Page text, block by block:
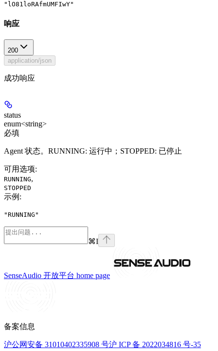
"lO81loRAfmUMFIwY"
响应
200
application/json
成功响应
status
enum<string>
必填
Agent 状态。RUNNING: 运行中；STOPPED: 已停止
可用选项:
RUNNING,
STOPPED
示例 :
"RUNNING"
⌘I
SenseAudio 开放平台 home page
备案信息
沪公网安备 31010402335908 号沪 ICP 备 2022034816 号-35